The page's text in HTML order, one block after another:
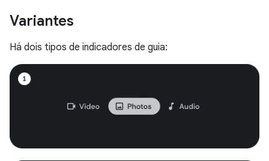
Variantes
Há dois tipos de indicadores de guia: